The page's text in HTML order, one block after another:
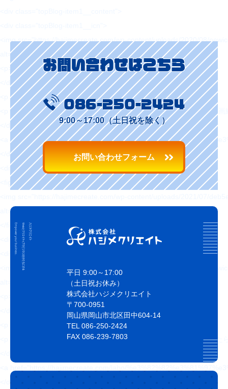
お問い合わせはこちら
086-250-2424
9:00～17:00（土日祝を除く）
お問い合わせフォーム
平日 9:00～17:00
（土日祝お休み）
株式会社ハジメクリエイト
〒700-0951
岡山県岡山市北区田中604-14
TEL 086-250-2424
FAX 086-239-7803
<img src="https://hajimecreate.com/wp-content/uploads/2020/08/
alt="アバター" loading="lazy">
<p>ハリネズミ</p>
</div>
<p class="fz18 mt12 blue1 fw6">2021/09/16 (木)</p>
<p class="fz18 mt8 fw6 lh15 sfz16">絵画ってどうみるの？ -西洋絵画
</div>
<a href="https://hajimecreate.com/labo/
</div>
<div class="topBlog-item1">
<figure>
alt="もしお客様が聴覚障がい者だったら？" loading="lazy">
</figure>
<div class="topBlog-item1__content">
<div class="topBlog-item1__icn">
<img src="https://hajimecreate.com/wp-content/uploads/2020/08/
alt="アバター" loading="lazy">
<p class="fz18 mt12 blue1 fw6">2021/09/08 (水)</p>
<p class="fz18 mt8 fw6 lh15 sfz16">もしお客様が聴覚障がい者だった